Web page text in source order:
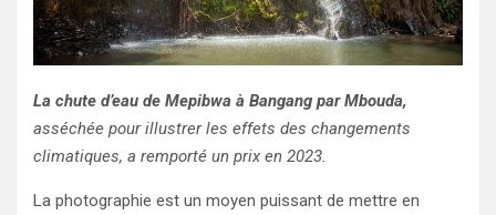
La chute d’eau de Mepibwa à Bangang par Mbouda,
asséchée pour illustrer les effets des changements
climatiques, a remporté un prix en 2023.
La photographie est un moyen puissant de mettre en